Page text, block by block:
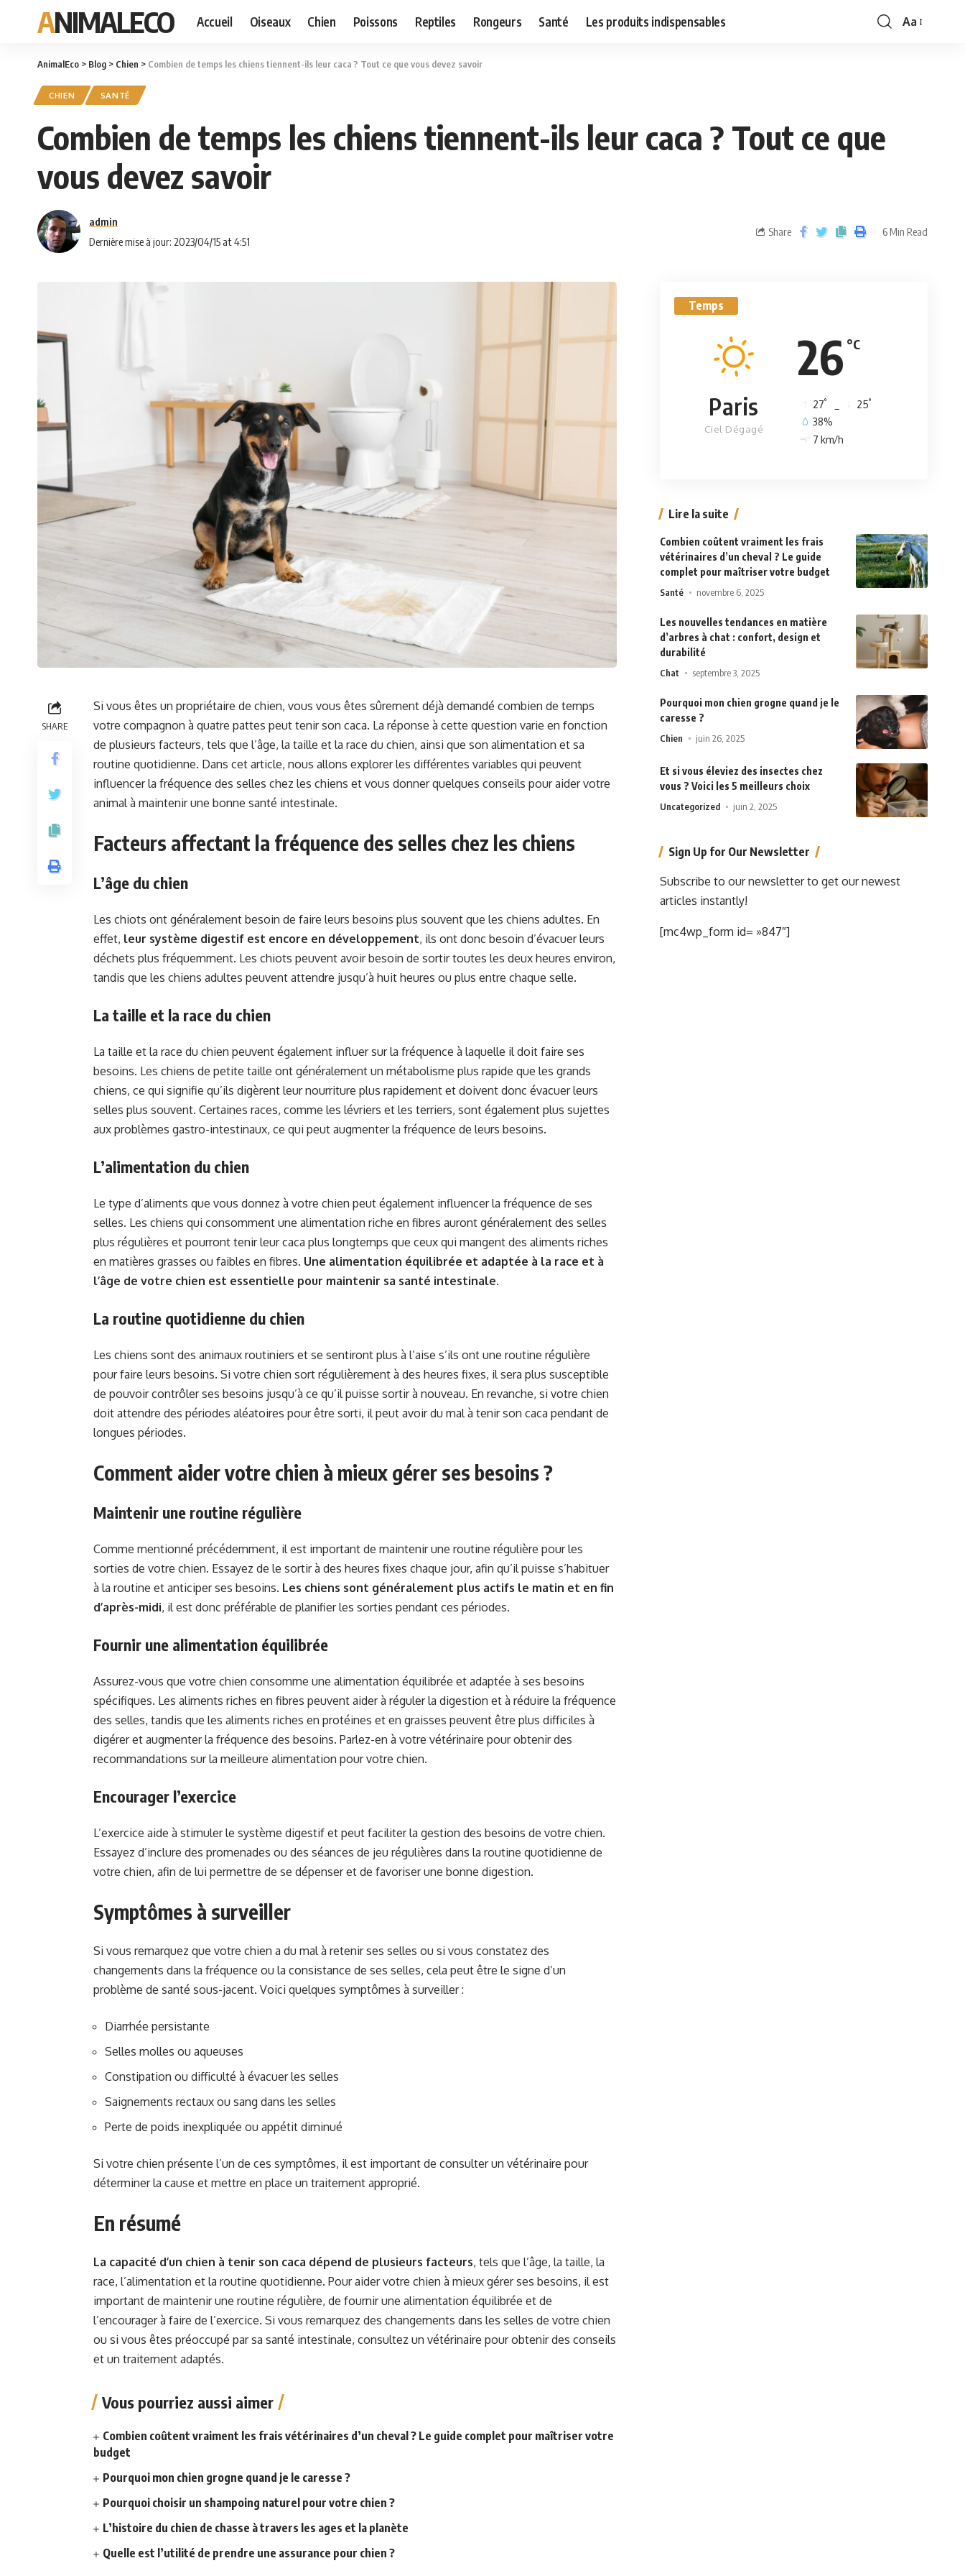
ANIMALECO Accueil Oiseaux Chien Poissons Reptiles Rongeurs Santé Les produits indispensables Aa
AnimalEco > Blog > Chien > Combien de temps les chiens tiennent-ils leur caca ? Tout ce que vous devez savoir
CHIEN SANTÉ
Combien de temps les chiens tiennent-ils leur caca ? Tout ce que
vous devez savoir
admin
Dernière mise à jour: 2023/04/15 at 4:51
Share 6 Min Read
SHARE
Si vous êtes un propriétaire de chien, vous vous êtes sûrement déjà demandé combien de temps
votre compagnon à quatre pattes peut tenir son caca. La réponse à cette question varie en fonction
de plusieurs facteurs, tels que l’âge, la taille et la race du chien, ainsi que son alimentation et sa
routine quotidienne. Dans cet article, nous allons explorer les différentes variables qui peuvent
influencer la fréquence des selles chez les chiens et vous donner quelques conseils pour aider votre
animal à maintenir une bonne santé intestinale.
Facteurs affectant la fréquence des selles chez les chiens
L’âge du chien
Les chiots ont généralement besoin de faire leurs besoins plus souvent que les chiens adultes. En
effet, leur système digestif est encore en développement, ils ont donc besoin d’évacuer leurs
déchets plus fréquemment. Les chiots peuvent avoir besoin de sortir toutes les deux heures environ,
tandis que les chiens adultes peuvent attendre jusqu’à huit heures ou plus entre chaque selle.
La taille et la race du chien
La taille et la race du chien peuvent également influer sur la fréquence à laquelle il doit faire ses
besoins. Les chiens de petite taille ont généralement un métabolisme plus rapide que les grands
chiens, ce qui signifie qu’ils digèrent leur nourriture plus rapidement et doivent donc évacuer leurs
selles plus souvent. Certaines races, comme les lévriers et les terriers, sont également plus sujettes
aux problèmes gastro-intestinaux, ce qui peut augmenter la fréquence de leurs besoins.
L’alimentation du chien
Le type d’aliments que vous donnez à votre chien peut également influencer la fréquence de ses
selles. Les chiens qui consomment une alimentation riche en fibres auront généralement des selles
plus régulières et pourront tenir leur caca plus longtemps que ceux qui mangent des aliments riches
en matières grasses ou faibles en fibres. Une alimentation équilibrée et adaptée à la race et à
l’âge de votre chien est essentielle pour maintenir sa santé intestinale.
La routine quotidienne du chien
Les chiens sont des animaux routiniers et se sentiront plus à l’aise s’ils ont une routine régulière
pour faire leurs besoins. Si votre chien sort régulièrement à des heures fixes, il sera plus susceptible
de pouvoir contrôler ses besoins jusqu’à ce qu’il puisse sortir à nouveau. En revanche, si votre chien
doit attendre des périodes aléatoires pour être sorti, il peut avoir du mal à tenir son caca pendant de
longues périodes.
Comment aider votre chien à mieux gérer ses besoins ?
Maintenir une routine régulière
Comme mentionné précédemment, il est important de maintenir une routine régulière pour les
sorties de votre chien. Essayez de le sortir à des heures fixes chaque jour, afin qu’il puisse s’habituer
à la routine et anticiper ses besoins. Les chiens sont généralement plus actifs le matin et en fin
d’après-midi, il est donc préférable de planifier les sorties pendant ces périodes.
Fournir une alimentation équilibrée
Assurez-vous que votre chien consomme une alimentation équilibrée et adaptée à ses besoins
spécifiques. Les aliments riches en fibres peuvent aider à réguler la digestion et à réduire la fréquence
des selles, tandis que les aliments riches en protéines et en graisses peuvent être plus difficiles à
digérer et augmenter la fréquence des besoins. Parlez-en à votre vétérinaire pour obtenir des
recommandations sur la meilleure alimentation pour votre chien.
Encourager l’exercice
L’exercice aide à stimuler le système digestif et peut faciliter la gestion des besoins de votre chien.
Essayez d’inclure des promenades ou des séances de jeu régulières dans la routine quotidienne de
votre chien, afin de lui permettre de se dépenser et de favoriser une bonne digestion.
Symptômes à surveiller
Si vous remarquez que votre chien a du mal à retenir ses selles ou si vous constatez des
changements dans la fréquence ou la consistance de ses selles, cela peut être le signe d’un
problème de santé sous-jacent. Voici quelques symptômes à surveiller :
Diarrhée persistante
Selles molles ou aqueuses
Constipation ou difficulté à évacuer les selles
Saignements rectaux ou sang dans les selles
Perte de poids inexpliquée ou appétit diminué
Si votre chien présente l’un de ces symptômes, il est important de consulter un vétérinaire pour
déterminer la cause et mettre en place un traitement approprié.
En résumé
La capacité d’un chien à tenir son caca dépend de plusieurs facteurs, tels que l’âge, la taille, la
race, l’alimentation et la routine quotidienne. Pour aider votre chien à mieux gérer ses besoins, il est
important de maintenir une routine régulière, de fournir une alimentation équilibrée et de
l’encourager à faire de l’exercice. Si vous remarquez des changements dans les selles de votre chien
ou si vous êtes préoccupé par sa santé intestinale, consultez un vétérinaire pour obtenir des conseils
et un traitement adaptés.
Vous pourriez aussi aimer
Combien coûtent vraiment les frais vétérinaires d’un cheval ? Le guide complet pour maîtriser votre
budget
Pourquoi mon chien grogne quand je le caresse ?
Pourquoi choisir un shampoing naturel pour votre chien ?
L’histoire du chien de chasse à travers les ages et la planète
Quelle est l’utilité de prendre une assurance pour chien ?
Temps
26 °C
Paris
Ciel Dégagé
27° 25°
38%
7 km/h
Lire la suite
Combien coûtent vraiment les frais
vétérinaires d’un cheval ? Le guide
complet pour maîtriser votre budget
Santé novembre 6, 2025
Les nouvelles tendances en matière
d’arbres à chat : confort, design et
durabilité
Chat septembre 3, 2025
Pourquoi mon chien grogne quand je le
caresse ?
Chien juin 26, 2025
Et si vous éleviez des insectes chez
vous ? Voici les 5 meilleurs choix
Uncategorized juin 2, 2025
Sign Up for Our Newsletter
Subscribe to our newsletter to get our newest
articles instantly!
[mc4wp_form id= »847″]